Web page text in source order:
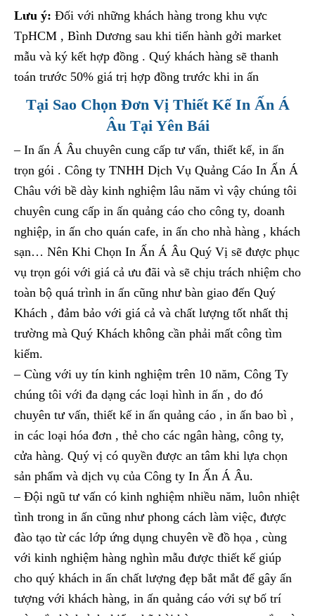
Lưu ý: Đối với những khách hàng trong khu vực
TpHCM , Bình Dương sau khi tiến hành gởi market
mẫu và ký kết hợp đồng . Quý khách hàng sẽ thanh
toán trước 50% giá trị hợp đồng trước khi in ấn
Tại Sao Chọn Đơn Vị Thiết Kế In Ấn Á
Âu Tại Yên Bái
– In ấn Á Âu chuyên cung cấp tư vấn, thiết kế, in ấn
trọn gói . Công ty TNHH Dịch Vụ Quảng Cáo In Ấn Á
Châu với bề dày kinh nghiệm lâu năm vì vậy chúng tôi
chuyên cung cấp in ấn quảng cáo cho công ty, doanh
nghiệp, in ấn cho quán cafe, in ấn cho nhà hàng , khách
sạn… Nên Khi Chọn In Ấn Á Âu Quý Vị sẽ được phục
vụ trọn gói với giá cả ưu đãi và sẽ chịu trách nhiệm cho
toàn bộ quá trình in ấn cũng như bàn giao đến Quý
Khách , đảm bảo với giá cả và chất lượng tốt nhất thị
trường mà Quý Khách không cần phải mất công tìm
kiếm.
– Cùng với uy tín kinh nghiệm trên 10 năm, Công Ty
chúng tôi với đa dạng các loại hình in ấn , do đó
chuyên tư vấn, thiết kế in ấn quảng cáo , in ấn bao bì ,
in các loại hóa đơn , thẻ cho các ngân hàng, công ty,
cửa hàng. Quý vị có quyền được an tâm khi lựa chọn
sản phẩm và dịch vụ của Công ty In Ấn Á Âu.
– Đội ngũ tư vấn có kinh nghiệm nhiều năm, luôn nhiệt
tình trong in ấn cũng như phong cách làm việc, được
đào tạo từ các lớp ứng dụng chuyên về đồ họa , cùng
với kinh nghiệm hàng nghìn mẫu được thiết kế giúp
cho quý khách in ấn chất lượng đẹp bắt mắt để gây ấn
tượng với khách hàng, in ấn quảng cáo với sự bố trí